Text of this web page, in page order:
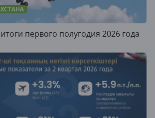
первого полугодия 2026 года